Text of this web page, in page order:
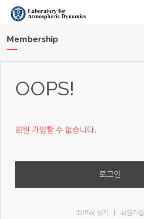
Membership
OOPS!
회원 가입할 수 없습니다.
로그인
ID/PW 찾기 회원가입